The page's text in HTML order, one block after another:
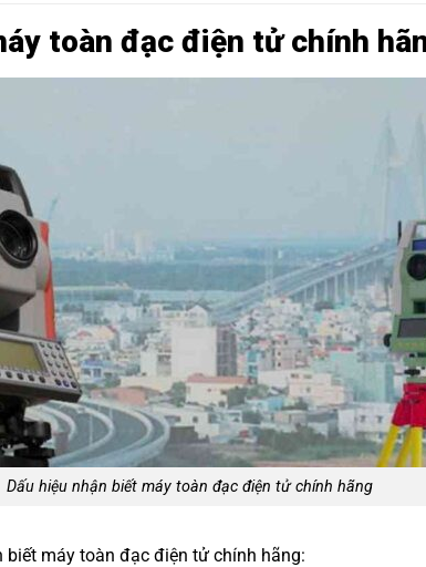
toàn đạc điện tử chính
Dấu hiệu nhận biết máy toàn đạc điện tử chính hãng
máy toàn đạc điện tử chính hãng: